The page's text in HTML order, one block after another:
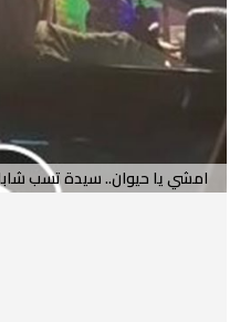
امشي يا حيوان.. سيدة تسب